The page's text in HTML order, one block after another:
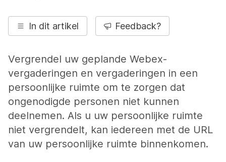
In dit artikel Feedback?
Vergrendel uw geplande Webex-
vergaderingen en vergaderingen in een
persoonlijke ruimte om te zorgen dat
ongenodigde personen niet kunnen
deelnemen. Als u uw persoonlijke ruimte
niet vergrendelt, kan iedereen met de URL
van uw persoonlijke ruimte binnenkomen.